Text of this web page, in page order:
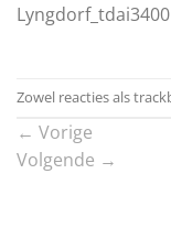
Lyngdorf_tdai3400
Zowel reacties als
← Vorige
Volgende →